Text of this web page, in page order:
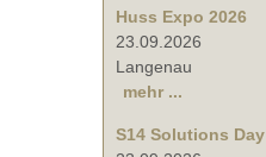
Huss Expo 2026
23.09.2026
Langenau
mehr ...
S14 Solutions Day